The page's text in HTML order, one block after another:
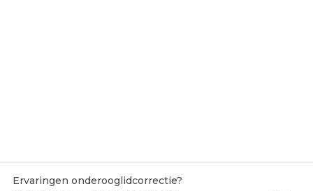
Ervaringen onderooglidcorrectie?